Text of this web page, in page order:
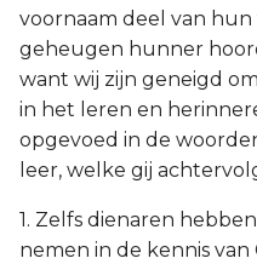
voornaam deel van
geheugen hunner
want wij zijn geneigd
in het leren en
opgevoed in de
leer, welke gij
1. Zelfs dienaren
nemen in de kennis van